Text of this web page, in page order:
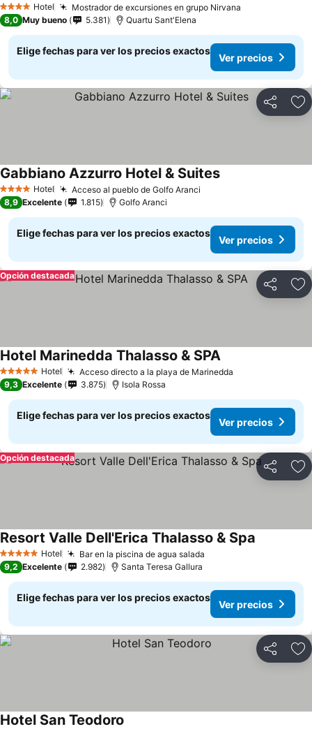
4 EstrellasHotel Mostrador de excursiones en grupo Nirvana
8,0 Muy bueno 5.381 Quartu Sant'Elena
Elige fechas para ver los precios exactos
Ver precios
Compartir
4 EstrellasHotel Acceso al pueblo de Golfo Aranci
Gabbiano Azzurro Hotel & Suites
8,9 Excelente 1.815 Golfo Aranci
Elige fechas para ver los precios exactos
Ver precios
Compartir
Opción destacada
5 Estrellas Hotel Acceso directo a la playa de Marinedda
Hotel Marinedda Thalasso & SPA
9,3 Excelente 3.875 Isola Rossa
Elige fechas para ver los precios exactos
Ver precios
Compartir
Opción destacada
5 Estrellas Hotel Bar en la piscina de agua salada
Resort Valle Dell'Erica Thalasso & Spa
9,2 Excelente 2.982 Santa Teresa Gallura
Elige fechas para ver los precios exactos
Ver precios
Compartir
Hotel San Teodoro